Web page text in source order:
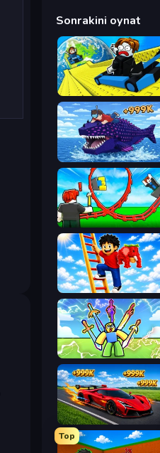
Sonrakini oynat
Cart Ride Danger Mount
Obby Fish Challenge: Ride
Build a Rollercoaster: Simulator
Ladder to Brainhot: Climb
Obby vs Brainrot
Top